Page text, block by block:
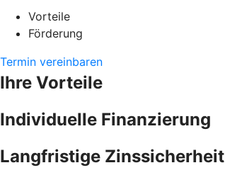
Vorteile
Förderung
Termin vereinbaren
Ihre Vorteile
Individuelle Finanzierung
Langfristige Zinssicherheit